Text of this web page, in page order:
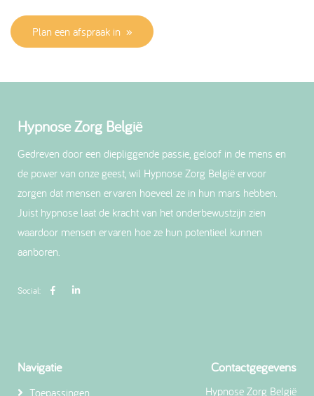
Plan een afspraak in
Hypnose Zorg België
Gedreven door een diepliggende passie, geloof in de mens en
de power van onze geest, wil Hypnose Zorg België ervoor
zorgen dat mensen ervaren hoeveel ze in hun mars hebben.
Juist hypnose laat de kracht van het onderbewustzijn zien
waardoor mensen ervaren hoe ze hun potentieel kunnen
aanboren.
Social:
Navigatie
Toepassingen
Contactgegevens
Hypnose Zorg België